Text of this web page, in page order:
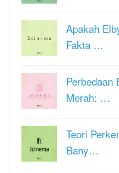
Apakah
Fakta …
Perbedaan
Merah: …
Teori
Bany…